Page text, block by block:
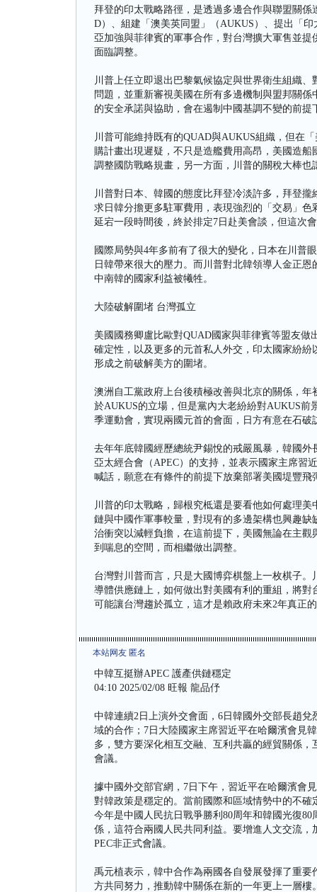
拜登的印太戰略路徑，是透過多邊合作與聯盟關
D）、組建「澳美英同盟」（AUKUS）、提出「
亞加強與菲律賓的軍事合作，對台灣擴大軍售並
面臨調整。
川普上任立即退出巴黎氣候協定與世界衛生組織
問題，並重新審視美國在所有多邊機制與盟邦關
的安全承諾與協助，會在遏制中國基調不變的前提
川普可能維持既有的QUAD與AUKUS組織，但在
購計畫出現遲疑，不只是造艦費用高昂，美國造
調整國防戰略規畫，另一方面，川普的關稅大棒
川普對日本、韓國的態度比拜登冷淡許多，拜登
求日韓分擔更多駐軍費用，表現強烈的「交易」
延宕一段時間後，終於排定7日赴美會談，但這次
國際局勢與4年多前有了很大的變化，日本在川普
日韓帶來很大的壓力。而川普對北韓領導人金正
中南韓的國家利益被犧牲。
大陸破解圍堵 台灣孤立
美國國務卿盧比歐對QUAD國家與菲律賓等盟友
確定性，以及更多的元首私人外交，印太國家紛
形成之前破解美方的圍堵。
澳洲自工黨政府上台後積極改善與北京的關係，
於AUKUS的立場，但是黨內大老紛紛對AUKUS
季運動會，實現兩國元首的會面，日方有意在石破
去年年底韓國經歷總統尹錫悅的戒嚴風暴，韓國
亞太經合會（APEC）的支持，並表示國家主席習
喊話，願意在有條件的前提下放棄部署美國堤豐飛
川普的印太戰略，歸根究柢還是要看他如何處理
鏈與中國作軍事較量，對現有的多邊架構也興趣
治衝突以減輕負擔，在這前提下，美國無論在主
到喘息的空間，而相繼做出調整。
台灣對川普而言，只是大國博弈棋盤上一枚棋子
導體供應鏈上，如何做出對美國有利的重組，將
可能讓台灣趨於孤立，這才是賴政府未來2年真正
本站网友 匿名
中韓互挺辦APEC 護產供鏈穩定
04:10 2025/02/08 旺報 龍品伃
中韓連續2日上演外交會面，6日韓國外交部長趙
域的合作；7日大陸國家主席習近平在哈爾濱會見
多，雙方要深化相互交融、互利共贏的經貿關係
會議。
據中國外交部官網，7日下午，習近平在哈爾濱會
對韓政策是穩定的。當前國際和區域情勢中的不
今年是中國人民抗日戰爭勝利80周年和韓國光復
係，這符合兩國人民共同利益。要增進人文交流
PEC非正式會議。
禹元植表示，韓中合作為兩國各自發展發揮了重
方共同努力，推動韓中關係在新的一年更上一層